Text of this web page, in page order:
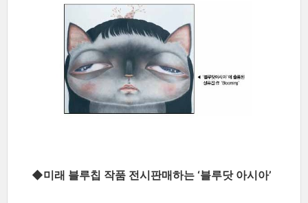
◆미래 블루칩 작품 전시판매하는 ‘블루닷 아시아’